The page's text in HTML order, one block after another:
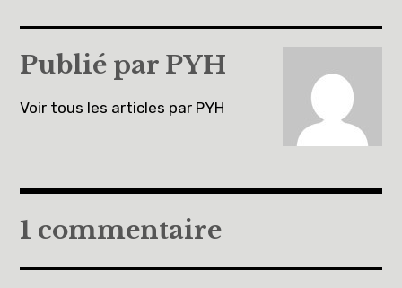
Publié par PYH
Voir tous les articles par PYH
1 commentaire